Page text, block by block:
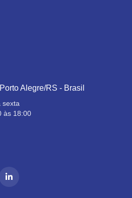
Alegre/RS - Brasil
sexta
às 18:00